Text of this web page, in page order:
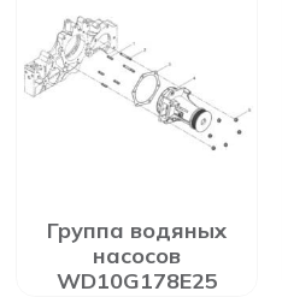
Группа водяных
насосов
WD10G178E25